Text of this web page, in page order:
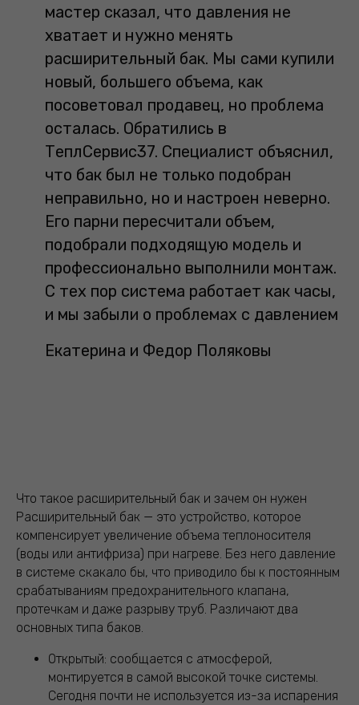
мастер сказал, что давления не
хватает и нужно менять
расширительный бак. Мы сами купили
новый, большего объема, как
посоветовал продавец, но проблема
осталась. Обратились в
ТеплСервис37. Специалист объяснил,
что бак был не только подобран
неправильно, но и настроен неверно.
Его парни пересчитали объем,
подобрали подходящую модель и
профессионально выполнили монтаж.
С тех пор система работает как часы,
и мы забыли о проблемах с давлением
Екатерина и Федор Поляковы
Что такое расширительный бак и зачем он нужен
Расширительный бак — это устройство, которое
компенсирует увеличение объема теплоносителя
(воды или антифриза) при нагреве. Без него давление
в системе скакало бы, что приводило бы к постоянным
срабатываниям предохранительного клапана,
протечкам и даже разрыву труб. Различают два
основных типа баков.
Открытый: сообщается с атмосферой,
монтируется в самой высокой точке системы.
Сегодня почти не используется из-за испарения